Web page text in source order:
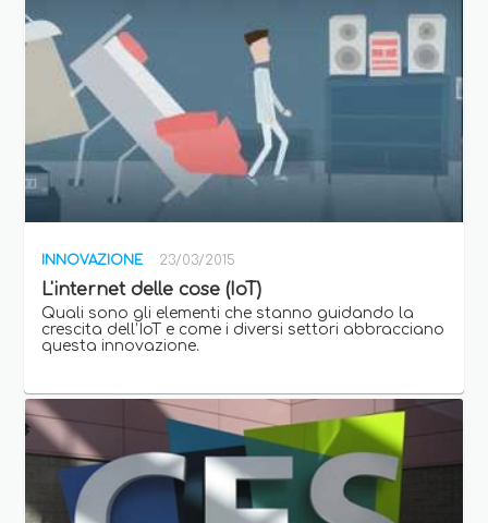
INNOVAZIONE 23/03/2015
L'internet delle cose (IoT)
Quali sono gli elementi che stanno guidando la
crescita dell’IoT e come i diversi settori abbracciano
questa innovazione.